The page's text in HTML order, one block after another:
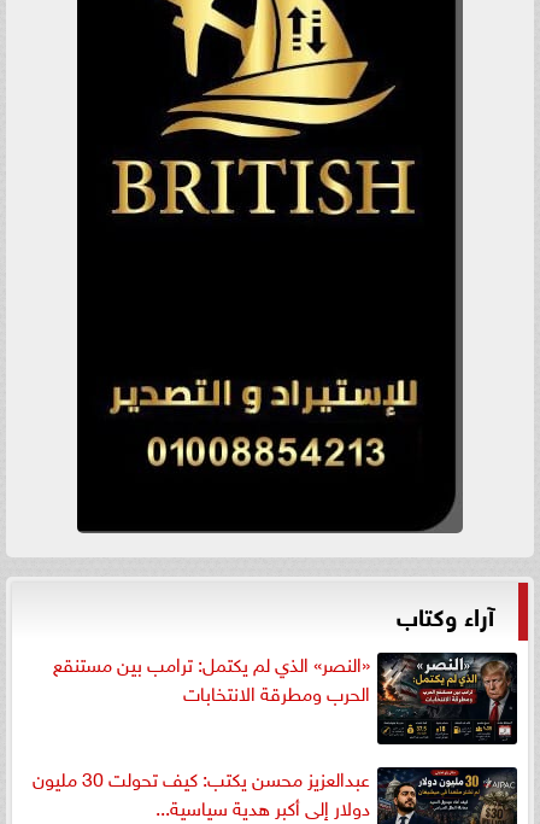
آراء وكتاب
«النصر» الذي لم يكتمل: ترامب بين مستنقع
الحرب ومطرقة الانتخابات
عبدالعزيز محسن يكتب: كيف تحولت 30 مليون
دولار إلى أكبر هدية سياسية...